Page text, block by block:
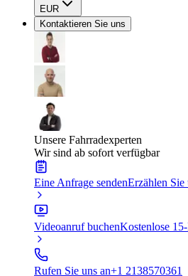
EUR
Kontaktieren Sie uns
Unsere Fahrradexperten
Wir sind ab sofort verfügbar
Eine Anfrage sendenErzählen Sie
Videoanruf buchenKostenlose
Rufen Sie uns an+1 2138570361